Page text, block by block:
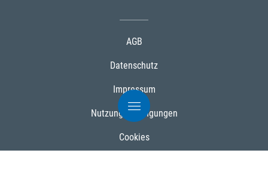
AGB
Datenschutz
Impressum
Nutzungsbedingungen
Cookies